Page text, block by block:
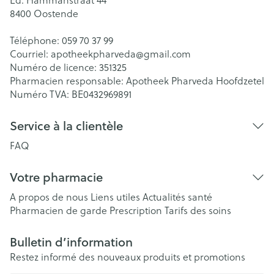
8400 Oostende
Téléphone: 059 70 37 99
Courriel: apotheekpharveda@gmail.com
Numéro de licence: 351325
Pharmacien responsable: Apotheek Pharveda Hoofdzetel
Numéro TVA: BE0432969891
Service à la clientèle
FAQ
Votre pharmacie
A propos de nous Liens utiles Actualités santé
Pharmacien de garde Prescription Tarifs des soins
Bulletin d’information
Restez informé des nouveaux produits et promotions